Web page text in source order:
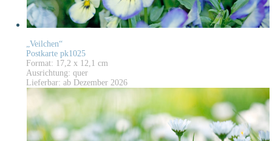
„Veilchen“
Postkarte pk1025
Format: 17,2 x 12,1 cm
Ausrichtung: quer
Lieferbar: ab Dezember 2026